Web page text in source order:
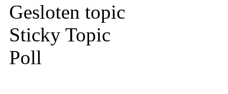
Gesloten topic
Sticky Topic
Poll